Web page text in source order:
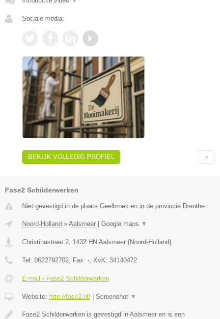
Sociale media:
BEKIJK VOLLEDIG PROFIEL
Fase2 Schilderwerken
Niet gevestigd in de plaats Geelbroek en in de provincie Drenthe.
Noord-Holland » Aalsmeer Google maps ▼
Christinastraat 2 1432 HN Aalsmeer (Noord-Holland)
Tel: 0622792702 , Fax: - , KvK: 34140472
E-mail › Fase2 Schilderwerken
Website: http://fase2.nl/ Screenshot ▼
Fase2 Schilderwerken is gevestigd in Aalsmeer en is een